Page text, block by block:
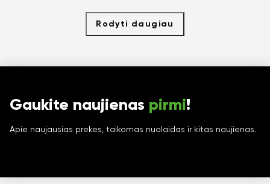
Rodyti daugiau
Gaukite naujienas pirmi!
Apie naujausias prekes, taikomas nuolaidas ir kitas naujienas.